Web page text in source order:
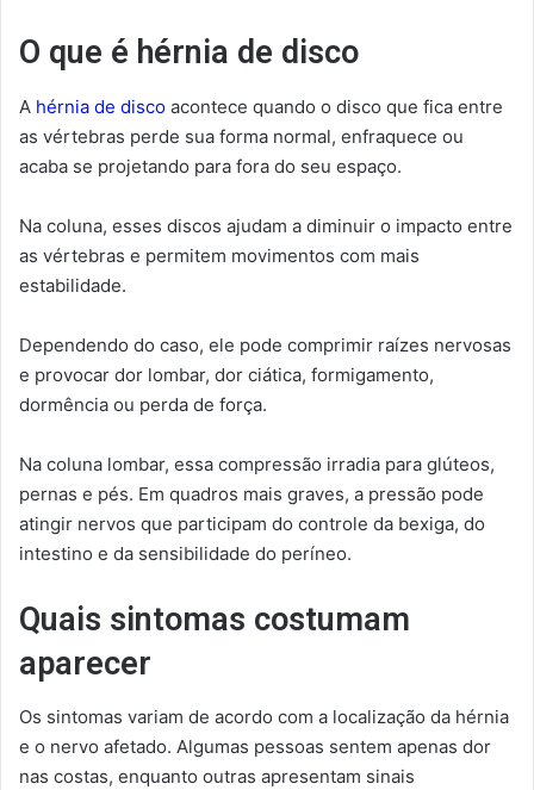
O que é hérnia de disco
A hérnia de disco acontece quando o disco que fica entre
as vértebras perde sua forma normal, enfraquece ou
acaba se projetando para fora do seu espaço.
Na coluna, esses discos ajudam a diminuir o impacto entre
as vértebras e permitem movimentos com mais
estabilidade.
Dependendo do caso, ele pode comprimir raízes nervosas
e provocar dor lombar, dor ciática, formigamento,
dormência ou perda de força.
Na coluna lombar, essa compressão irradia para glúteos,
pernas e pés. Em quadros mais graves, a pressão pode
atingir nervos que participam do controle da bexiga, do
intestino e da sensibilidade do períneo.
Quais sintomas costumam
aparecer
Os sintomas variam de acordo com a localização da hérnia
e o nervo afetado. Algumas pessoas sentem apenas dor
nas costas, enquanto outras apresentam sinais